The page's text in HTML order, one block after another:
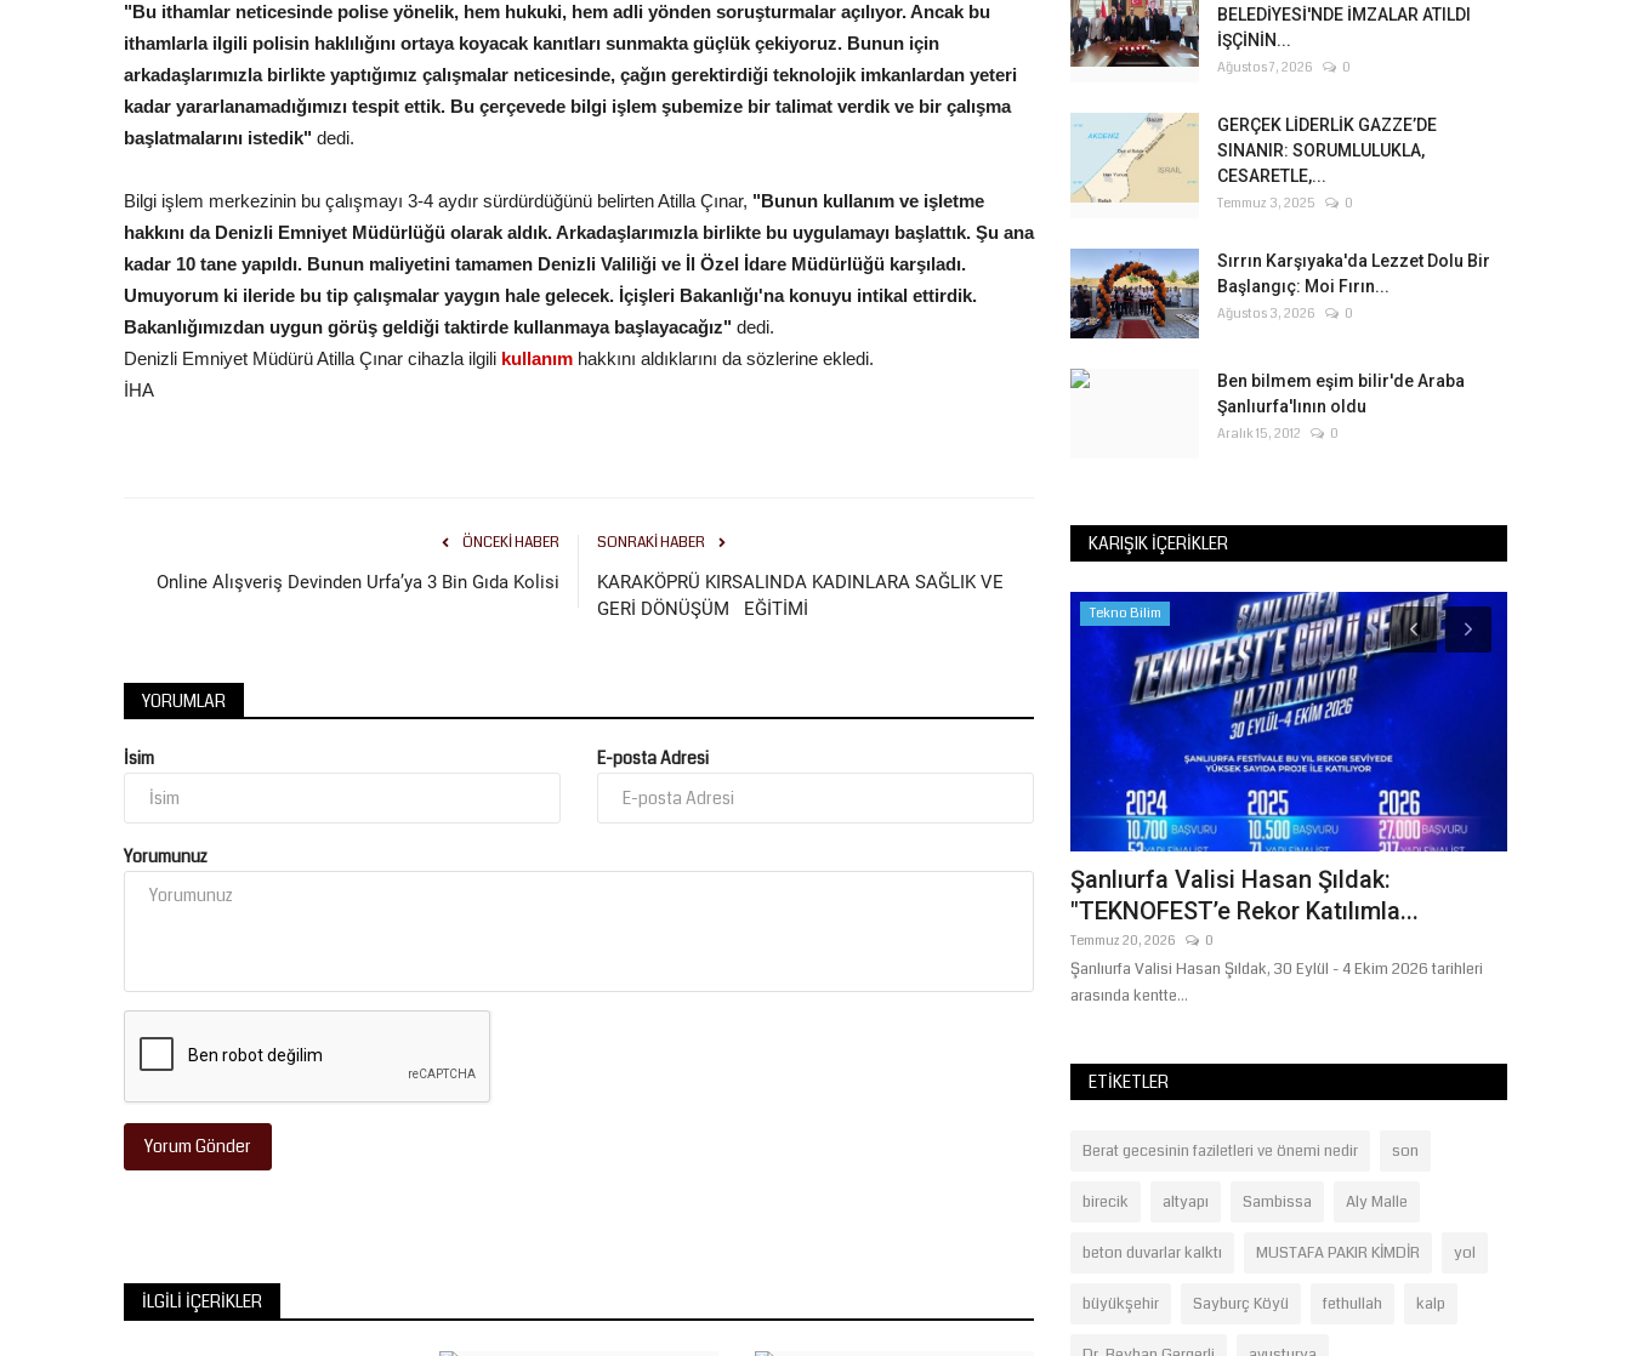
"Bu ithamlar neticesinde polise yönelik, hem hukuki, hem adli yönden soruşturmalar açılıyor. Ancak bu
ithamlarla ilgili polisin haklılığını ortaya koyacak kanıtları sunmakta güçlük çekiyoruz. Bunun için
arkadaşlarımızla birlikte yaptığımız çalışmalar neticesinde, çağın gerektirdiği teknolojik imkanlardan yeteri
kadar yararlanamadığımızı tespit ettik. Bu çerçevede bilgi işlem şubemize bir talimat verdik ve bir çalışma
başlatmalarını istedik" dedi.
Bilgi işlem merkezinin bu çalışmayı 3-4 aydır sürdürdüğünü belirten Atilla Çınar, "Bunun kullanım ve işletme
hakkını da Denizli Emniyet Müdürlüğü olarak aldık. Arkadaşlarımızla birlikte bu uygulamayı başlattık. Şu ana
kadar 10 tane yapıldı. Bunun maliyetini tamamen Denizli Valiliği ve İl Özel İdare Müdürlüğü karşıladı.
Umuyorum ki ileride bu tip çalışmalar yaygın hale gelecek. İçişleri Bakanlığı'na konuyu intikal ettirdik.
Bakanlığımızdan uygun görüş geldiği taktirde kullanmaya başlayacağız" dedi.
Denizli Emniyet Müdürü Atilla Çınar cihazla ilgili kullanım hakkını aldıklarını da sözlerine ekledi.
İHA
ÖNCEKI HABER
Online Alışveriş Devinden Urfa’ya 3 Bin Gıda Kolisi
SONRAKI HABER
KARAKÖPRÜ KIRSALINDA KADINLARA SAĞLIK VE
GERİ DÖNÜŞÜM EĞİTİMİ
YORUMLAR
İsim E-posta Adresi
Yorumunuz
Yorum Gönder
İLGILI İÇERIKLER
BELEDİYESİ'NDE İMZALAR ATILDI
İŞÇİNİN...
Ağustos 7, 2026 0
GERÇEK LİDERLİK GAZZE’DE
SINANIR: SORUMLULUKLA,
CESARETLE,...
Temmuz 3, 2025 0
Sırrın Karşıyaka'da Lezzet Dolu Bir
Başlangıç: Moi Fırın...
Ağustos 3, 2026 0
Ben bilmem eşim bilir'de Araba
Şanlıurfa'lının oldu
Aralık 15, 2012 0
KARIŞIK İÇERIKLER
ABDÜLHEKİM TAŞKIN, ŞECERESİ,
Şanlıurfa
Atatürk Bulvarı’nda Sıcak Asfalt
akslarından biri olan Atatürk...
Tekno Bilim
Şanlıurfa Valisi Hasan Şıldak:
"TEKNOFEST’e Rekor Katılımla...
Temmuz 20, 2026 0
Şanlıurfa Valisi Hasan Şıldak, 30 Eylül - 4 Ekim 2026 tarihleri
arasında kentte...
ETIKETLER
Berat gecesinin faziletleri ve önemi nedir son
birecik altyapı Sambissa Aly Malle
beton duvarlar kalktı MUSTAFA PAKIR KİMDİR yol
büyükşehir Sayburç Köyü fethullah kalp